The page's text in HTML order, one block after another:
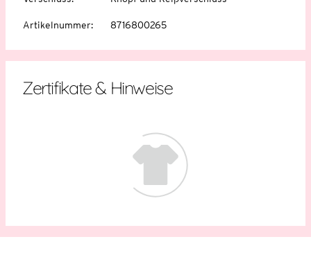
Artikelnummer: 8716800265
Zertifikate & Hinweise